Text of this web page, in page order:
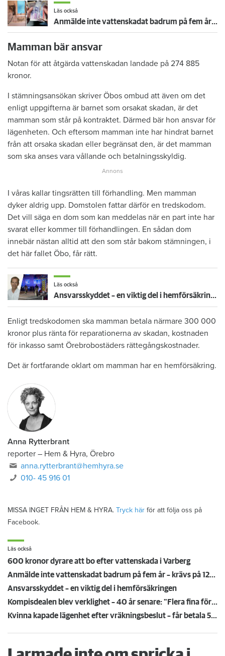
Läs också
Anmälde inte vattenskadat badrum på fem år – krävs på 125 000 kronor
Mamman bär ansvar
Notan för att åtgärda vattenskadan landade på 274 885
kronor.
I stämningsansökan skriver Öbos ombud att även om det
enligt uppgifterna är barnet som orsakat skadan, är det
mamman som står på kontraktet. Därmed bär hon ansvar för
lägenheten. Och eftersom mamman inte har hindrat barnet
från att orsaka skadan eller begränsat den, är det mamman
som ska anses vara vållande och betalningsskyldig.
I våras kallar tingsrätten till förhandling. Men mamman
dyker aldrig upp. Domstolen fattar därför en tredskodom.
Det vill säga en dom som kan meddelas när en part inte har
svarat eller kommer till förhandlingen. En sådan dom
innebär nästan alltid att den som står bakom stämningen, i
det här fallet Öbo, får rätt.
Läs också
Ansvarsskyddet – en viktig del i hemförsäkringen
Enligt tredskodomen ska mamman betala närmare 300 000
kronor plus ränta för reparationerna av skadan, kostnaden
för inkasso samt Örebrobostäders rättegångskostnader.
Det är fortfarande oklart om mamman har en hemförsäkring.
Anna Rytterbrant
reporter – Hem & Hyra, Örebro
anna.rytterbrant@hemhyra.se
010- 45 916 01
MISSA INGET FRÅN HEM & HYRA. Tryck här för att följa oss på
Facebook.
Läs också
600 kronor dyrare att bo efter vattenskada i Varberg
Anmälde inte vattenskadat badrum på fem år – krävs på 125 000 kronor
Ansvarsskyddet – en viktig del i hemförsäkringen
Kompisdealen blev verklighet – 40 år senare: "Flera fina fördelar med att dela bostad"
Kvinna kapade lägenhet efter vräkningsbeslut – får betala 50 000